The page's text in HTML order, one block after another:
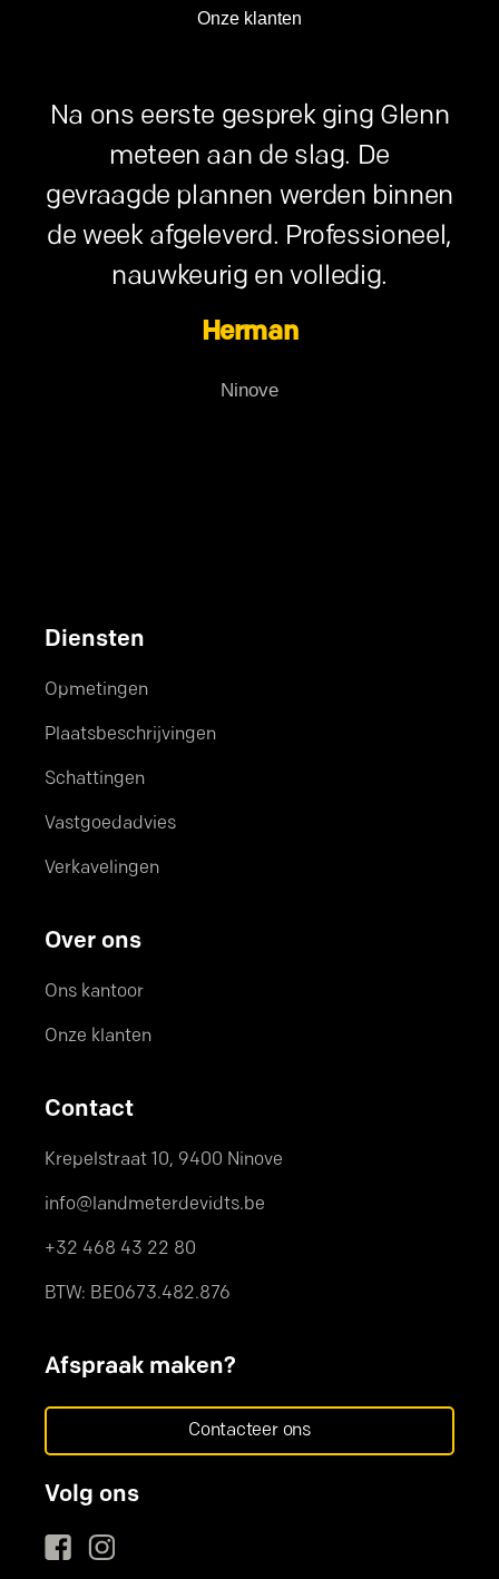
Onze klanten
Na ons eerste gesprek ging Glenn
meteen aan de slag. De
gevraagde plannen werden binnen
de week afgeleverd. Professioneel,
nauwkeurig en volledig.
Herman
Ninove
Diensten
Opmetingen
Plaatsbeschrijvingen
Schattingen
Vastgoedadvies
Verkavelingen
Over ons
Ons kantoor
Onze klanten
Contact
Krepelstraat 10, 9400 Ninove
info@landmeterdevidts.be
+32 468 43 22 80
BTW: BE0673.482.876
Afspraak maken?
Contacteer ons
Volg ons